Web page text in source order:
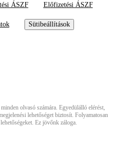
ÁSZF Előfizetési ÁSZF
Sütibeállítások
olvasó számára. Egyedülálló elérést,
lehetőséget biztosít. Folyamatosan
Ez jövőnk záloga.